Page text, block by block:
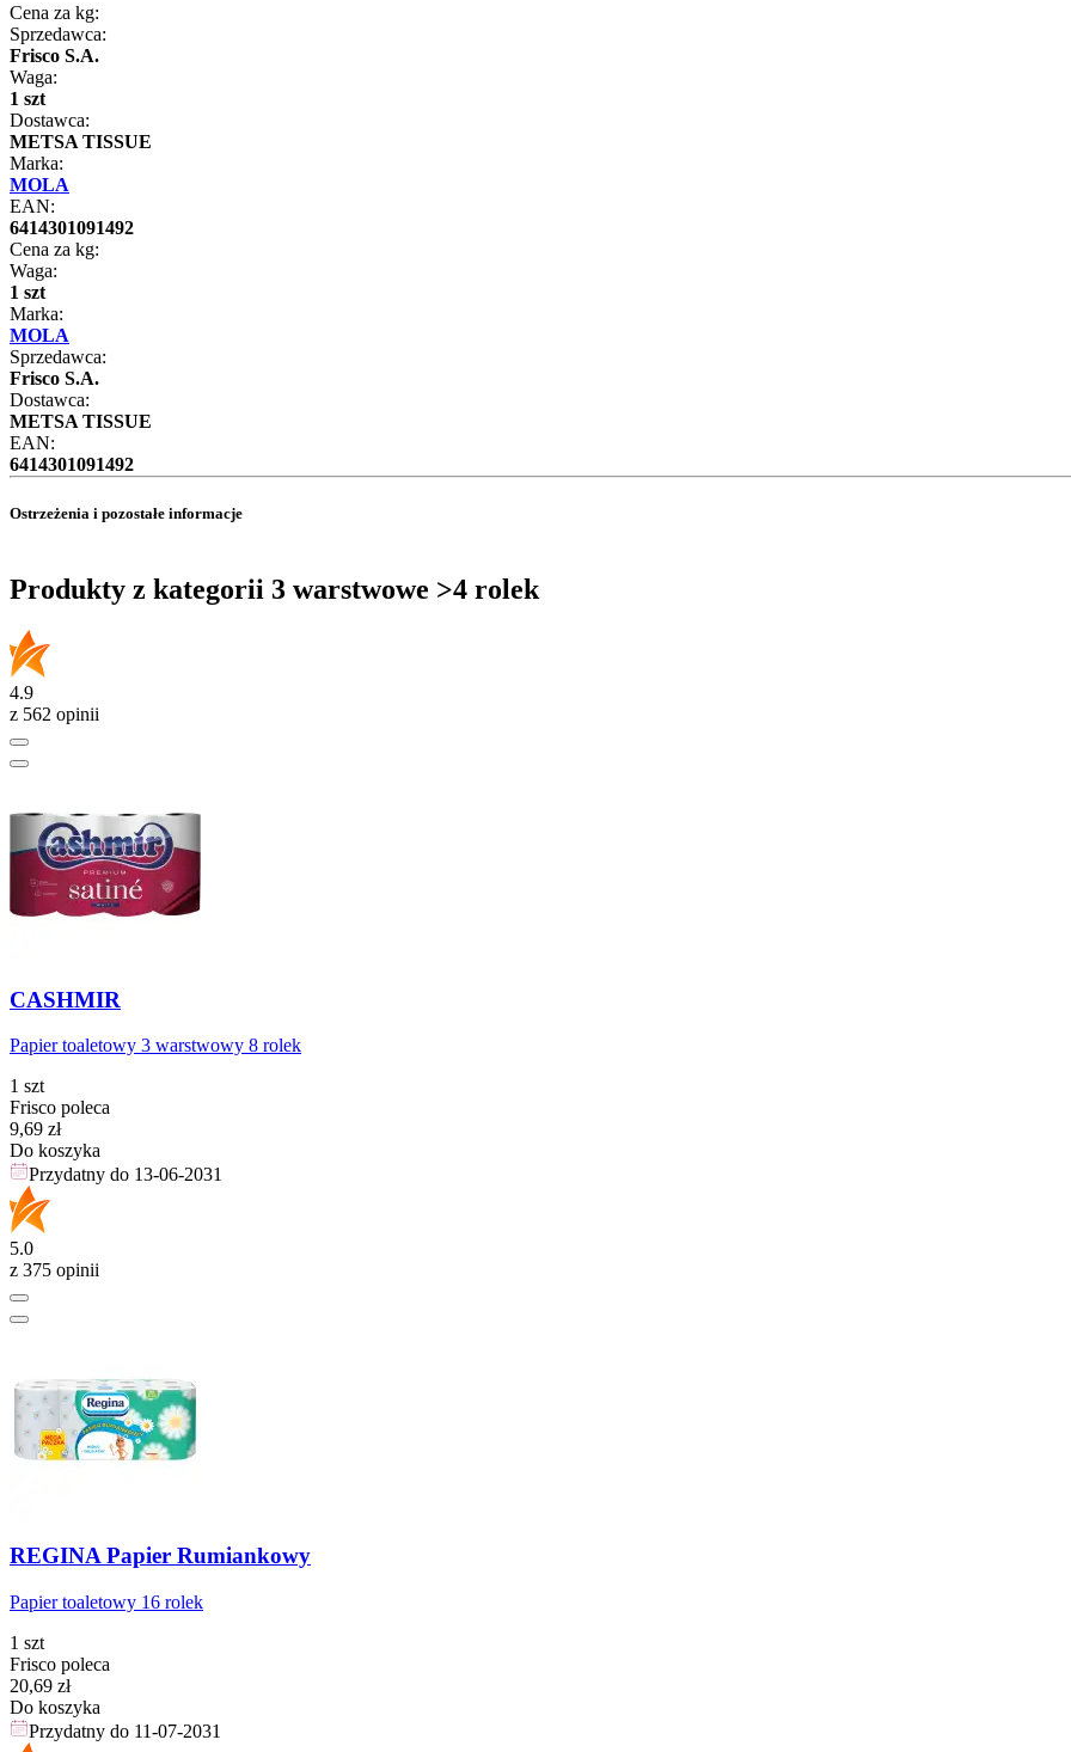
Cena za kg:
Sprzedawca:
Frisco S.A.
Waga:
1 szt
Dostawca:
METSA TISSUE
Marka:
MOLA
EAN:
6414301091492
Cena za kg:
Waga:
1 szt
Marka:
MOLA
Sprzedawca:
Frisco S.A.
Dostawca:
METSA TISSUE
EAN:
6414301091492
Ostrzeżenia i pozostałe informacje
Produkty z kategorii 3 warstwowe >4 rolek
4.9
z 562 opinii
CASHMIR
Papier toaletowy 3 warstwowy 8 rolek
1 szt
Frisco poleca
Cena
9,69 zł
Do koszyka
Przydatny do 13-06-2031
5.0
z 375 opinii
REGINA Papier Rumiankowy
Papier toaletowy 16 rolek
1 szt
Frisco poleca
Cena
20,69 zł
Do koszyka
Przydatny do 11-07-2031